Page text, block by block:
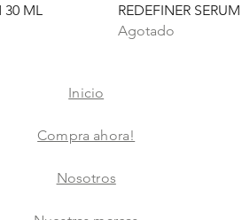
30 ML
Vista
REDEFINER
Agotado
Inicio
Compra ahora!
Nosotros